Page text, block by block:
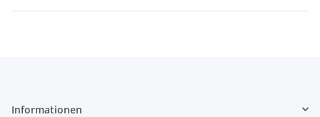
Informationen